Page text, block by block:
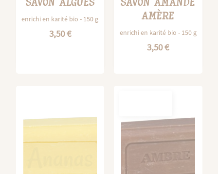
SAVON ALGUES
enrichi en karité bio - 150 g
3,50 €
SAVON AMANDE
AMÈRE
enrichi en karité bio - 150 g
3,50 €